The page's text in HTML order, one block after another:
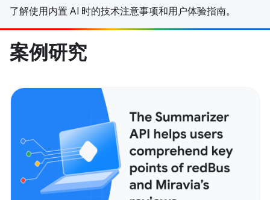
了解使用内置 AI 时的技术注意事项和用户体验指南。
案例研究